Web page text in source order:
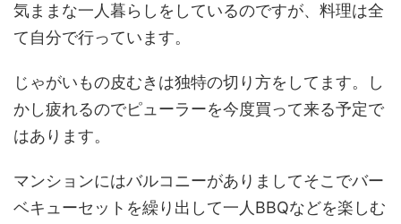
気ままな一人暮らしをしているのですが、料理は全
て自分で行っています。
じゃがいもの皮むきは独特の切り方をしてます。し
かし疲れるのでピューラーを今度買って来る予定で
はあります。
マンションにはバルコニーがありましてそこでバー
ベキューセットを繰り出して一人BBQなどを楽しむ